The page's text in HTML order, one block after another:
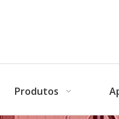
Produtos